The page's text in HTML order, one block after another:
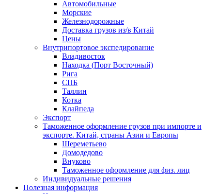
Автомобильные
Морские
Железнодорожные
Доставка грузов из/в Китай
Цены
Внутрипортовое экспедирование
Владивосток
Находка (Порт Восточный)
Рига
СПБ
Таллин
Котка
Клайпеда
Экспорт
Таможенное оформление грузов при импорте и
экспорте. Китай, страны Азии и Европы
Шереметьево
Домодедово
Внуково
Таможенное оформление для физ. лиц
Индивидуальные решения
Полезная информация